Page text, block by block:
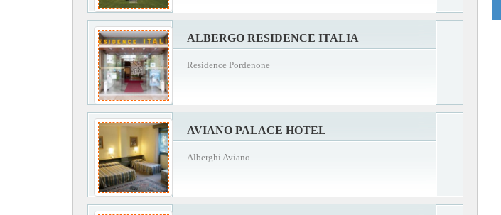
ALBERGO RESIDENCE ITALIA
Residence Pordenone
AVIANO PALACE HOTEL
Alberghi Aviano